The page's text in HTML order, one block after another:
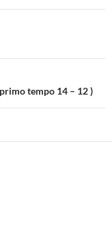
tempo 14 – 12 )